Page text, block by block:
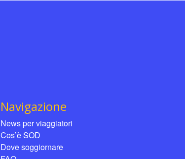
Navigazione
News per viaggiatori
Cos’è SOD
Dove soggiornare